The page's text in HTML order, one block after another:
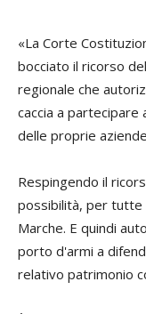
«La Corte
bocciato il ricorso
regionale che
caccia a partecipare
delle proprie
Respingendo il
possibilità, per tutte
Marche. E quindi
porto d'armi a
relativo patrimonio